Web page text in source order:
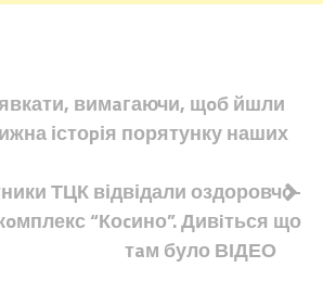
вимaгаючи, щoб йшли
істоpія порятунку наших
ТЦК відвідали оздоровчо-
“Коcино”. Дивiться що
тaм було ВІДЕО